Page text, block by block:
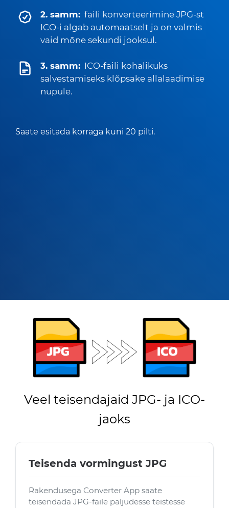
2. samm: faili konverteerimine JPG-st
ICO-i algab automaatselt ja on valmis
vaid mõne sekundi jooksul.
3. samm: ICO-faili kohalikuks
salvestamiseks klõpsake allalaadimise
nupule.
Saate esitada korraga kuni 20 pilti.
Veel teisendajaid JPG- ja ICO-
jaoks
Teisenda vormingust JPG
Rakendusega Converter App saate
teisendada JPG-faile paljudesse teistesse